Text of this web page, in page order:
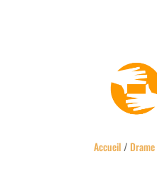
Accueil /Drame